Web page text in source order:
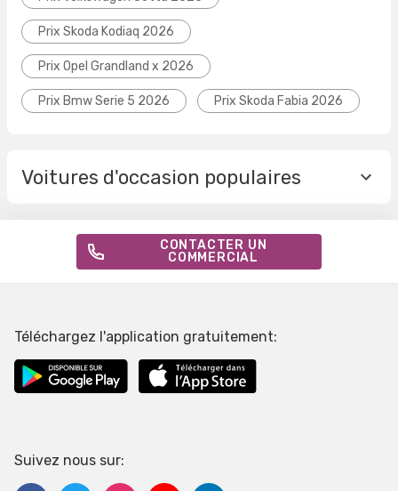
Prix Skoda Kodiaq 2026
Prix Opel Grandland x 2026
Prix Bmw Serie 5 2026 Prix Skoda Fabia 2026
Voitures d'occasion populaires
CONTACTER UN
COMMERCIAL
Téléchargez l'application gratuitement:
Suivez nous sur: